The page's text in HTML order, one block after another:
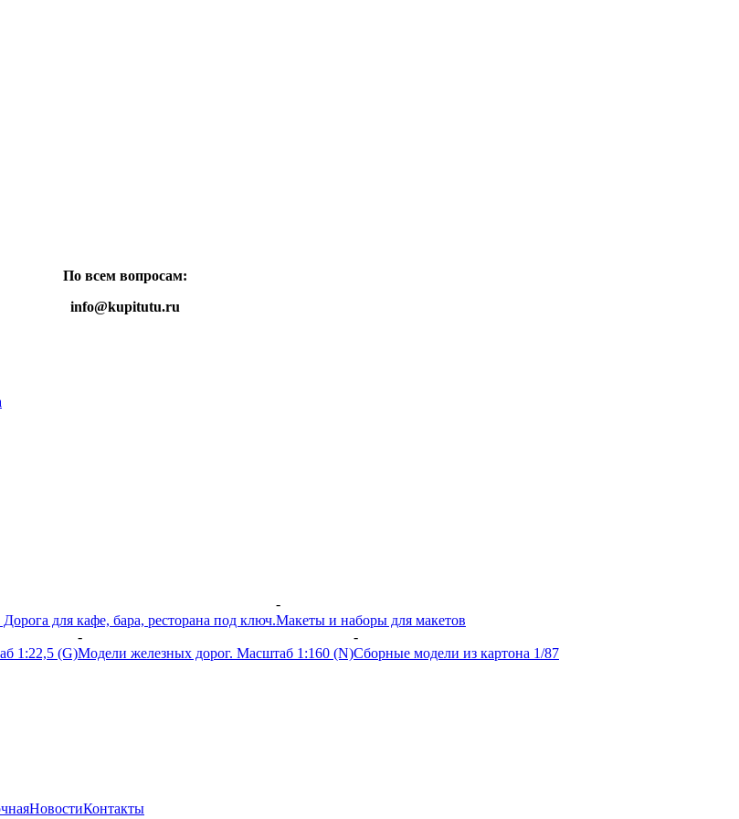
По всем вопросам:
info@kupitutu.ru
для кафе, бара, ресторана под ключ.
-
Макеты и наборы для макетов
1:22,5 (G)
-
Модели железных дорог. Масштаб 1:160 (N)
-
Сборные модели из картона 1/87
НовостиКонтакты